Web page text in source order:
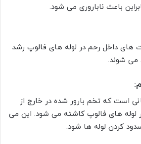
باعث ناباروری می شود.
های داخل رحم در لوله های فالوپ رشد
می شوند.
است که تخم بارور شده در خارج از
لوله های فالوپ کاشته می شود. این می
کردن لوله ها شود.